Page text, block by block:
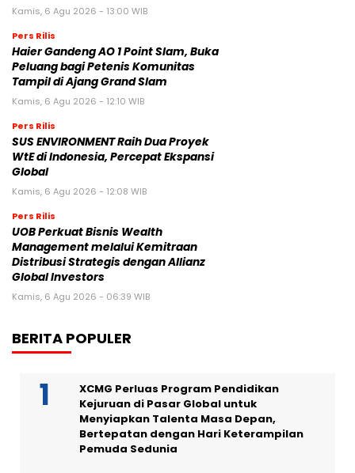
Kamis, 6 Agu 2026 - 13:00 WIB
Pers Rilis
Haier Gandeng AO 1 Point Slam, Buka
Peluang bagi Petenis Komunitas
Tampil di Ajang Grand Slam
Kamis, 6 Agu 2026 - 12:10 WIB
Pers Rilis
SUS ENVIRONMENT Raih Dua Proyek
WtE di Indonesia, Percepat Ekspansi
Global
Kamis, 6 Agu 2026 - 12:08 WIB
Pers Rilis
UOB Perkuat Bisnis Wealth
Management melalui Kemitraan
Distribusi Strategis dengan Allianz
Global Investors
Kamis, 6 Agu 2026 - 06:39 WIB
BERITA POPULER
XCMG Perluas Program Pendidikan
Kejuruan di Pasar Global untuk
Menyiapkan Talenta Masa Depan,
Bertepatan dengan Hari Keterampilan
Pemuda Sedunia